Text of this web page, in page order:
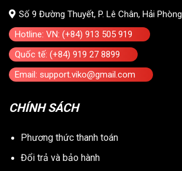
Số 9 Đường Thuyết, P. Lê Chân, Hải Phòng
Hotline: VN: (+84) 913 505 919
Quốc tế: (+84) 919 27 8899
Email: support.viko@gmail.com
CHÍNH SÁCH
Phương thức thanh toán
Đổi trả và bảo hành